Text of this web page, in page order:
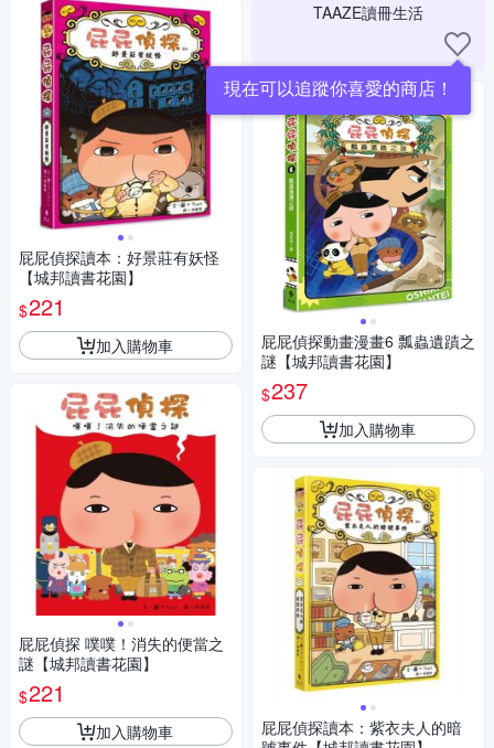
屁屁偵探讀本：好景莊有妖怪
【城邦讀書花園】
$221
加入購物車
屁屁偵探 噗噗！消失的便當之
謎【城邦讀書花園】
$221
加入購物車
TAAZE讀冊生活
現在可以追蹤你喜愛的商店！
屁屁偵探動畫漫畫6 瓢蟲遺蹟之
謎【城邦讀書花園】
$237
加入購物車
屁屁偵探讀本：紫衣夫人的暗